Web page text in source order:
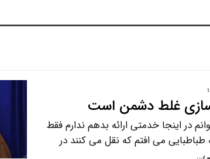
غلط دشمن است
در اینجا خدمتی ارائه بدهم ندارم فقط
می افتم که نقل می کنند در